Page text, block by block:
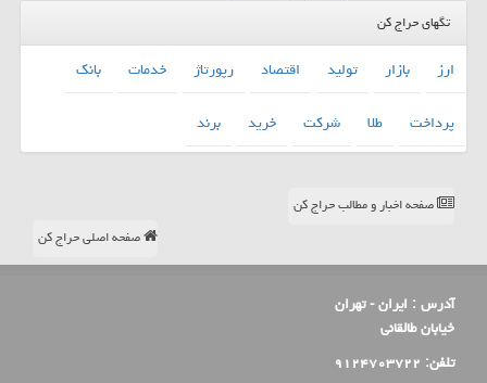
تگهای حراج کن
ارز بازار تولید اقتصاد رپورتاژ خدمات
بانك
پرداخت
طلا شركت خرید برند
صفحه اخبار و مطالب حراج کن
صفحه اصلی حراج کن
آدرس : ایران - تهران
خیابان طالقانی
تلفن: ۹۱۲۴۷۰۳۷۲۲